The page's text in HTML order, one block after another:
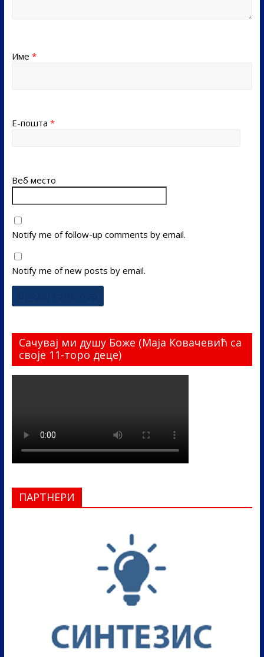
Име *
Е-пошта *
Веб место
Notify me of follow-up comments by email.
Notify me of new posts by email.
Сачувај ми душу Боже (Маја Ковачевић са
своје 11-торо деце)
ПАРТНЕРИ